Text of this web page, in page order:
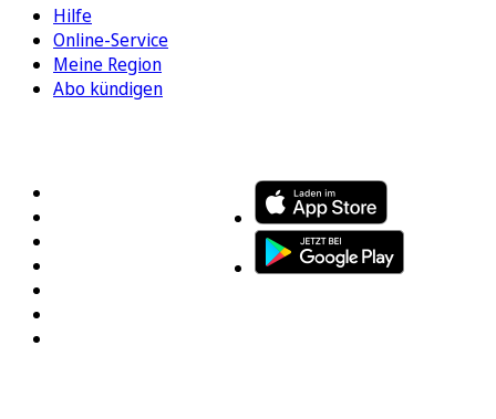
Hilfe
Online-Service
Meine Region
Abo kündigen